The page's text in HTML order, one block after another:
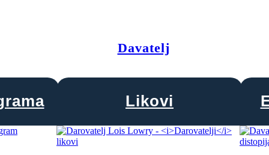
Davatelj
Likovi